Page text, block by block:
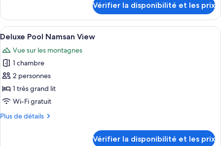
Banyan
Suite,
1
King
Bed
(No
relaxation
pool
in
room)
le
type
de
Banyan
Suite,
King
Bed
(No
relaxation
pool
Vérifier la disponibilité et les prix
Afficher
toutes
les
photos
pour
ce
type
chambre :
Une chambre d’hôtel moderne,
5
Deluxe Pool Namsan View
Vue sur les montagnes
1 chambre
2 personnes
1 très grand lit
Wi-Fi gratuit
Plus de détails
Plus
Vérifier la disponibilité et les prix